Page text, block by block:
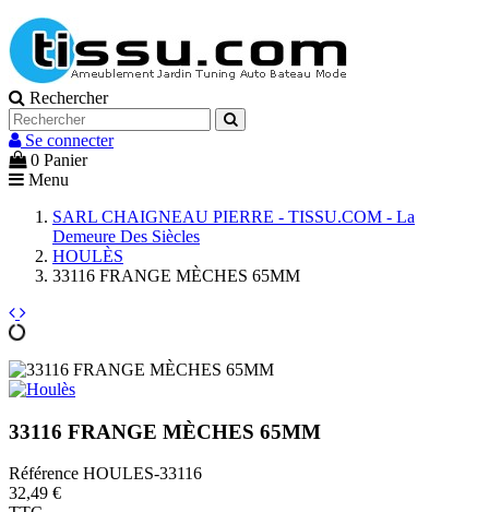
Rechercher
Se connecter
0 Panier
Menu
SARL CHAIGNEAU PIERRE - TISSU.COM - La
Demeure Des Siècles
HOULÈS
33116 FRANGE MÈCHES 65MM
33116 FRANGE MÈCHES 65MM
Référence HOULES-33116
32,49 €